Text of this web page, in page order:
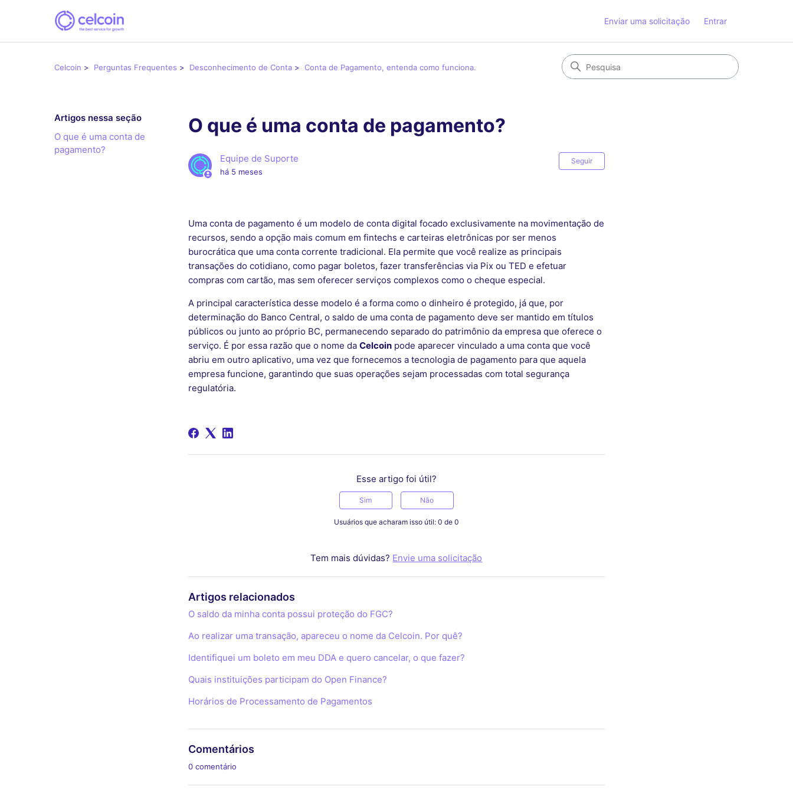
Enviar uma solicitação Entrar
Celcoin Perguntas Frequentes Desconhecimento de Conta Conta de Pagamento, entenda como funciona.
Artigos nessa seção
O que é uma conta de
pagamento?
O que é uma conta de pagamento?
Equipe de Suporte
há 5 meses
Seguir
Uma conta de pagamento é um modelo de conta digital focado exclusivamente na movimentação de
recursos, sendo a opção mais comum em fintechs e carteiras eletrônicas por ser menos
burocrática que uma conta corrente tradicional. Ela permite que você realize as principais
transações do cotidiano, como pagar boletos, fazer transferências via Pix ou TED e efetuar
compras com cartão, mas sem oferecer serviços complexos como o cheque especial.
A principal característica desse modelo é a forma como o dinheiro é protegido, já que, por
determinação do Banco Central, o saldo de uma conta de pagamento deve ser mantido em títulos
públicos ou junto ao próprio BC, permanecendo separado do patrimônio da empresa que oferece o
serviço. É por essa razão que o nome daCelcoin pode aparecer vinculado a uma conta que você
abriu em outro aplicativo, uma vez que fornecemos a tecnologia de pagamento para que aquela
empresa funcione, garantindo que suas operações sejam processadas com total segurança
regulatória.
Esse artigo foi útil?
Sim Não
Usuários que acharam isso útil: 0 de 0
Tem mais dúvidas? Envie uma solicitação
Artigos relacionados
O saldo da minha conta possui proteção do FGC?
Ao realizar uma transação, apareceu o nome da Celcoin. Por quê?
Identifiquei um boleto em meu DDA e quero cancelar, o que fazer?
Quais instituições participam do Open Finance?
Horários de Processamento de Pagamentos
Comentários
0 comentário